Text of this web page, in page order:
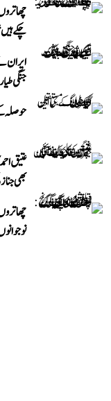
چکے
ایران
جنگی
حوصلہ
عتیق
بھی